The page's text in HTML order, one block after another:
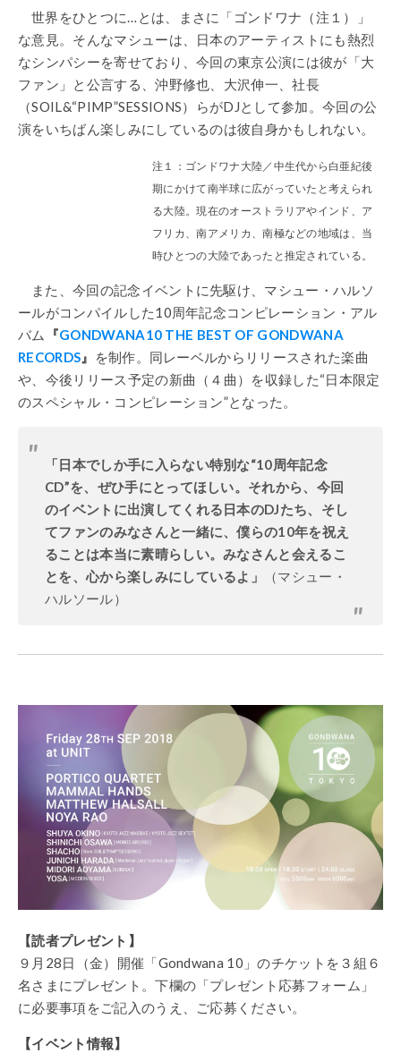
世界をひとつに…とは、まさに「ゴンドワナ（注１）」
な意見。そんなマシューは、日本のアーティストにも熱烈
なシンパシーを寄せており、今回の東京公演には彼が「大
ファン」と公言する、沖野修也、大沢伸一、社長
（SOIL&“PIMP”SESSIONS）らがDJとして参加。今回の公
演をいちばん楽しみにしているのは彼自身かもしれない。
注１：ゴンドワナ大陸／中生代から白亜紀後
期にかけて南半球に広がっていたと考えられ
る大陸。現在のオーストラリアやインド、ア
フリカ、南アメリカ、南極などの地域は、当
時ひとつの大陸であったと推定されている。
また、今回の記念イベントに先駆け、マシュー・ハルソ
ールがコンパイルした10周年記念コンピレーション・アル
バム
『GONDWANA10 THE BEST OF GONDWANA
RECORDS 』
を制作。同レーベルからリリースされた楽曲
や、今後リリース予定の新曲（４曲）を収録した“日本限定
のスペシャル・コンピレーション”となった。
「日本でしか手に入らない特別な“10周年記念
CD”を、ぜひ手にとってほしい。それから、今回
のイベントに出演してくれる日本のDJたち、そし
てファンのみなさんと一緒に、僕らの10年を祝え
ることは本当に素晴らしい。みなさんと会えるこ
とを、心から楽しみにしているよ」
（マシュー・
ハルソール）
【読者プレゼント】
９月28日（金）開催「Gondwana 10」のチケットを３組６
名さまにプレゼント。下欄の「プレゼント応募フォーム」
に必要事項をご記入のうえ、ご応募ください。
【イベント情報】